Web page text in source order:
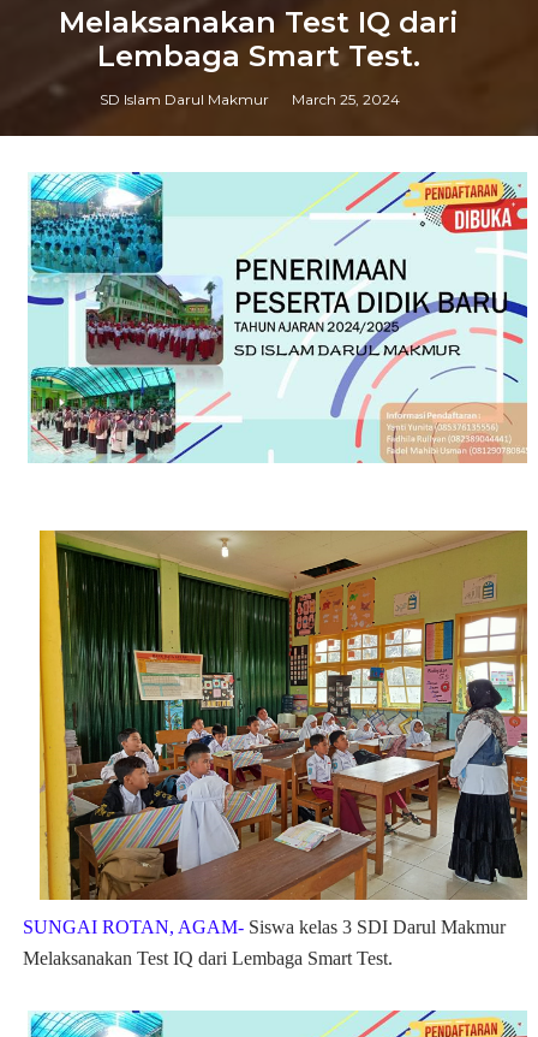
Melaksanakan Test IQ dari
Lembaga Smart Test.
SD Islam Darul Makmur March 25, 2024
SUNGAI ROTAN, AGAM- Siswa kelas 3 SDI Darul Makmur
Melaksanakan Test IQ dari Lembaga Smart Test.